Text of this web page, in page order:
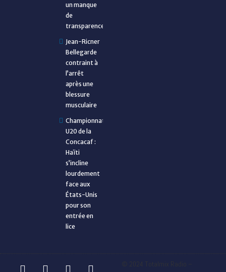
un manque
de
transparence
Jean-Ricner
Bellegarde
contraint à
l’arrêt
après une
blessure
musculaire
Championnat
U20 de la
Concacaf :
Haïti
s’incline
lourdement
face aux
États-Unis
pour son
entrée en
lice